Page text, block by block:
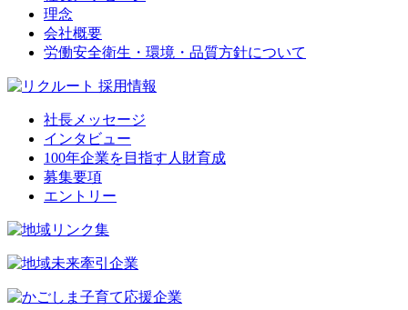
理念
会社概要
労働安全衛生・環境・品質方針について
社長メッセージ
インタビュー
100年企業を目指す人財育成
募集要項
エントリー